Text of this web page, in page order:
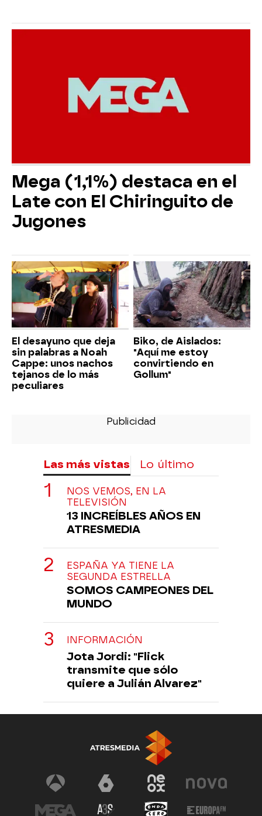
Mega (1,1%) destaca en el
Late con El Chiringuito de
Jugones
El desayuno que deja
sin palabras a Noah
Cappe: unos nachos
tejanos de lo más
peculiares
Biko, de Aislados:
"Aquí me estoy
convirtiendo en
Gollum"
Las más vistas Lo último
NOS VEMOS, EN LA
TELEVISIÓN
13 INCREÍBLES AÑOS EN
ATRESMEDIA
ESPAÑA YA TIENE LA
SEGUNDA ESTRELLA
SOMOS CAMPEONES DEL
MUNDO
INFORMACIÓN
Jota Jordi: "Flick
transmite que sólo
quiere a Julián Alvarez"